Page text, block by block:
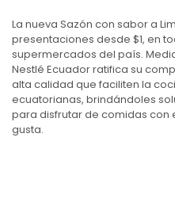
La nueva Sazón con sabor a
presentaciones desde $1, en
supermercados del país.
Nestlé Ecuador ratifica su
alta calidad que faciliten la
ecuatorianas, brindándoles
para disfrutar de comidas con
gusta.